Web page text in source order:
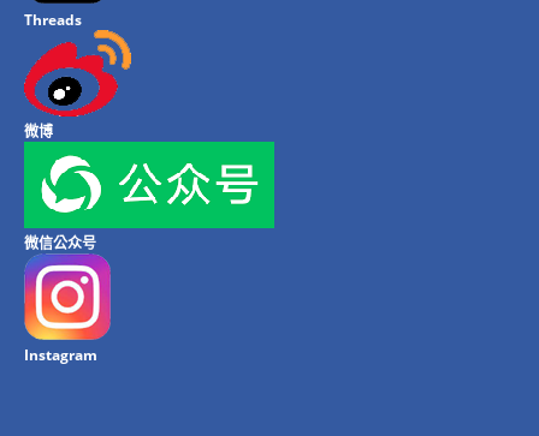
Threads
微博
微信公众号
Instagram